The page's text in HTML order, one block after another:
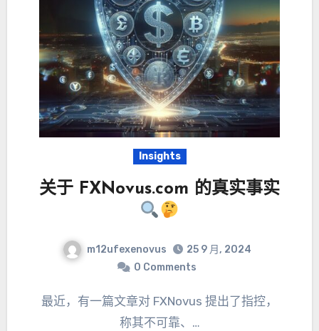
Insights
关于 FXNovus.com 的真实事实
m12ufexenovus
25 9 月, 2024
0 Comments
最近，有一篇文章对 FXNovus 提出了指控，
称其不可靠、…